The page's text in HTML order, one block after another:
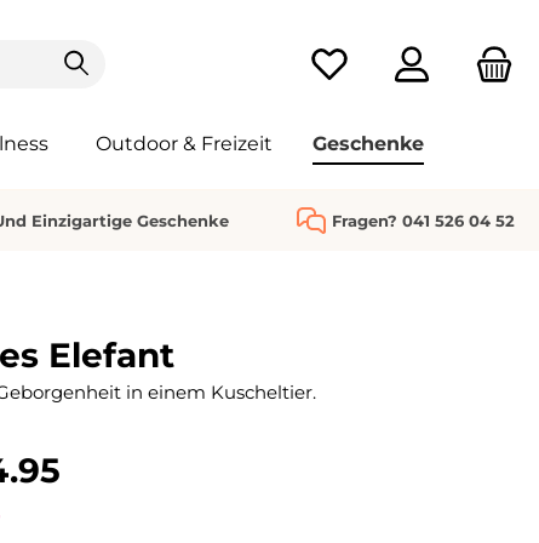
Du hast 0 Produkte
Outdoor & Freizeit Geschenke
Einzigartige Geschenke Fragen? 041 526 04 52
Elefant
in einem Kuscheltier.